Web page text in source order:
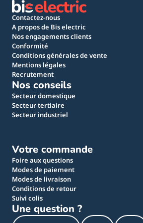
Contactez-nous
A propos de Bis electric
Nos engagements clients
Conformité
Conditions générales de vente
Mentions légales
Recrutement
Nos conseils
Secteur domestique
Secteur tertiaire
Secteur industriel
Votre commande
Foire aux questions
Modes de paiement
Modes de livraison
Conditions de retour
Suivi colis
Une question ?